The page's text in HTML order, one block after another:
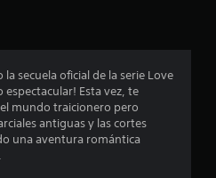
o
secuela oficial de la serie Love
Esta vez, te
mundo traicionero pero
antiguas y las cortes
una aventura romántica